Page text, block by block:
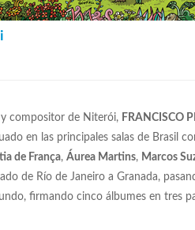
compositor de Niterói, FRANCISCO
en las principales salas de Brasil
de França, Áurea Martins, Marcos
de Río de Janeiro a Granada,
firmando cinco álbumes en tres